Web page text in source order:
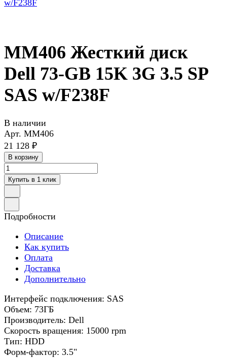
MM406 Жесткий диск
Dell 73-GB 15K 3G 3.5 SP
SAS w/F238F
В наличии
Арт. MM406
21 128 ₽
В корзину
Купить в 1 клик
Подробности
Описание
Как купить
Оплата
Доставка
Дополнительно
Интерфейс подключения: SAS
Объем: 73ГБ
Производитель: Dell
Скорость вращения: 15000 rpm
Тип: HDD
Форм-фактор: 3.5"